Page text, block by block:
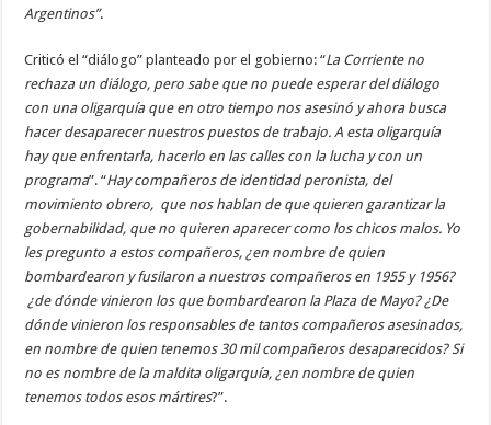
Argentinos”.
Criticó el “diálogo” planteado por el gobierno: “La Corriente no
rechaza un diálogo, pero sabe que no puede esperar del diálogo
con una oligarquía que en otro tiempo nos asesinó y ahora busca
hacer desaparecer nuestros puestos de trabajo. A esta oligarquía
hay que enfrentarla, hacerlo en las calles con la lucha y con un
programa”. “Hay compañeros de identidad peronista, del
movimiento obrero, que nos hablan de que quieren garantizar la
gobernabilidad, que no quieren aparecer como los chicos malos. Yo
les pregunto a estos compañeros, ¿en nombre de quien
bombardearon y fusilaron a nuestros compañeros en 1955 y 1956?
¿de dónde vinieron los que bombardearon la Plaza de Mayo? ¿De
dónde vinieron los responsables de tantos compañeros asesinados,
en nombre de quien tenemos 30 mil compañeros desaparecidos? Si
no es nombre de la maldita oligarquía, ¿en nombre de quien
tenemos todos esos mártires?”.